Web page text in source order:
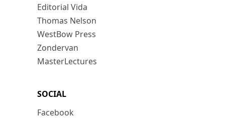
Editorial Vida
Thomas Nelson
WestBow Press
Zondervan
MasterLectures
SOCIAL
Facebook